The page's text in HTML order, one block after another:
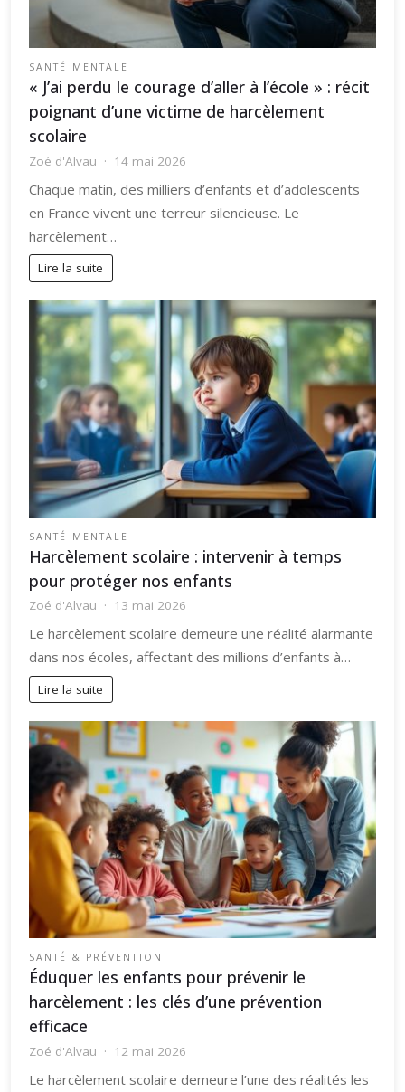
SANTÉ MENTALE
« J’ai perdu le courage d’aller à l’école » : récit
poignant d’une victime de harcèlement
scolaire
Zoé d'Alvau 14 mai 2026
Chaque matin, des milliers d’enfants et d’adolescents
en France vivent une terreur silencieuse. Le
harcèlement…
Lire la suite
SANTÉ MENTALE
Harcèlement scolaire : intervenir à temps
pour protéger nos enfants
Zoé d'Alvau 13 mai 2026
Le harcèlement scolaire demeure une réalité alarmante
dans nos écoles, affectant des millions d’enfants à…
Lire la suite
SANTÉ & PRÉVENTION
Éduquer les enfants pour prévenir le
harcèlement : les clés d’une prévention
efficace
Zoé d'Alvau 12 mai 2026
Le harcèlement scolaire demeure l’une des réalités les